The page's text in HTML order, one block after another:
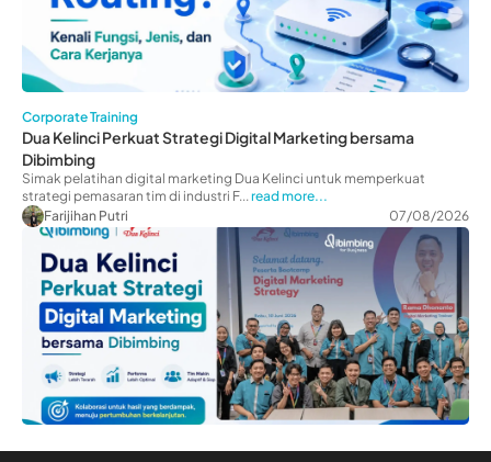
Corporate Training
Dua Kelinci Perkuat Strategi Digital Marketing bersama
Dibimbing
Simak pelatihan digital marketing Dua Kelinci untuk memperkuat
strategi pemasaran tim di industri F... read more...
Farijihan Putri
07/08/2026